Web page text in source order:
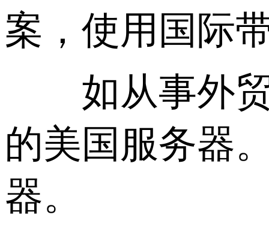
案，使用国际
如从事外贸
的美国服务器
器。